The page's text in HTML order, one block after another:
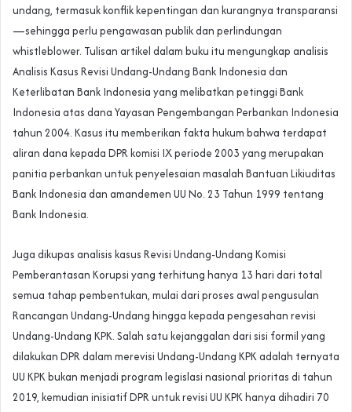
undang, termasuk konflik kepentingan dan kurangnya transparansi
—sehingga perlu pengawasan publik dan perlindungan
whistleblower. Tulisan artikel dalam buku itu mengungkap analisis
Analisis Kasus Revisi Undang-Undang Bank Indonesia dan
Keterlibatan Bank Indonesia yang melibatkan petinggi Bank
Indonesia atas dana Yayasan Pengembangan Perbankan Indonesia
tahun 2004. Kasus itu memberikan fakta hukum bahwa terdapat
aliran dana kepada DPR komisi IX periode 2003 yang merupakan
panitia perbankan untuk penyelesaian masalah Bantuan Likiuditas
Bank Indonesia dan amandemen UU No. 23 Tahun 1999 tentang
Bank Indonesia.
Juga dikupas analisis kasus Revisi Undang-Undang Komisi
Pemberantasan Korupsi yang terhitung hanya 13 hari dari total
semua tahap pembentukan, mulai dari proses awal pengusulan
Rancangan Undang-Undang hingga kepada pengesahan revisi
Undang-Undang KPK. Salah satu kejanggalan dari sisi formil yang
dilakukan DPR dalam merevisi Undang-Undang KPK adalah ternyata
UU KPK bukan menjadi program legislasi nasional prioritas di tahun
2019, kemudian inisiatif DPR untuk revisi UU KPK hanya dihadiri 70